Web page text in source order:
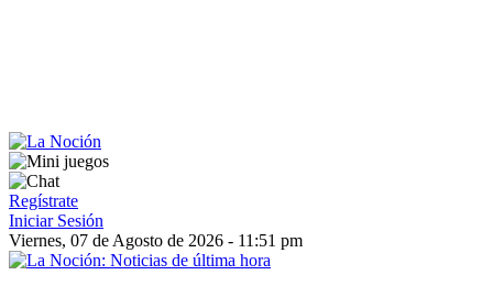
Regístrate
Iniciar Sesión
Viernes, 07 de Agosto de 2026 - 11:51 pm